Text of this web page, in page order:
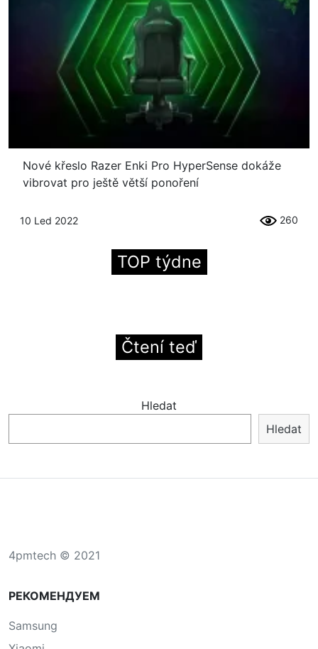
Nové křeslo Razer Enki Pro HyperSense dokáže
vibrovat pro ještě větší ponoření
10 Led 2022 260
TOP týdne
Čtení teď
Hledat
Hledat
4pmtech © 2021
РЕКОМЕНДУЕМ
Samsung